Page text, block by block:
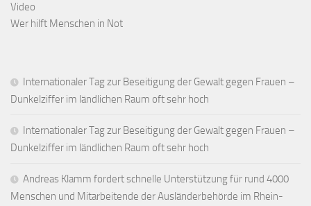
Video
Wer hilft Menschen in Not
Internationaler Tag zur Beseitigung der Gewalt gegen Frauen –
Dunkelziffer im ländlichen Raum oft sehr hoch
Internationaler Tag zur Beseitigung der Gewalt gegen Frauen –
Dunkelziffer im ländlichen Raum oft sehr hoch
Andreas Klamm fordert schnelle Unterstützung für rund 4000
Menschen und Mitarbeitende der Ausländerbehörde im Rhein-